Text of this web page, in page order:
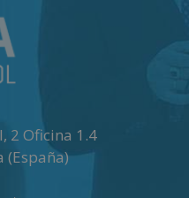
2 Oficina 1.4
(España)